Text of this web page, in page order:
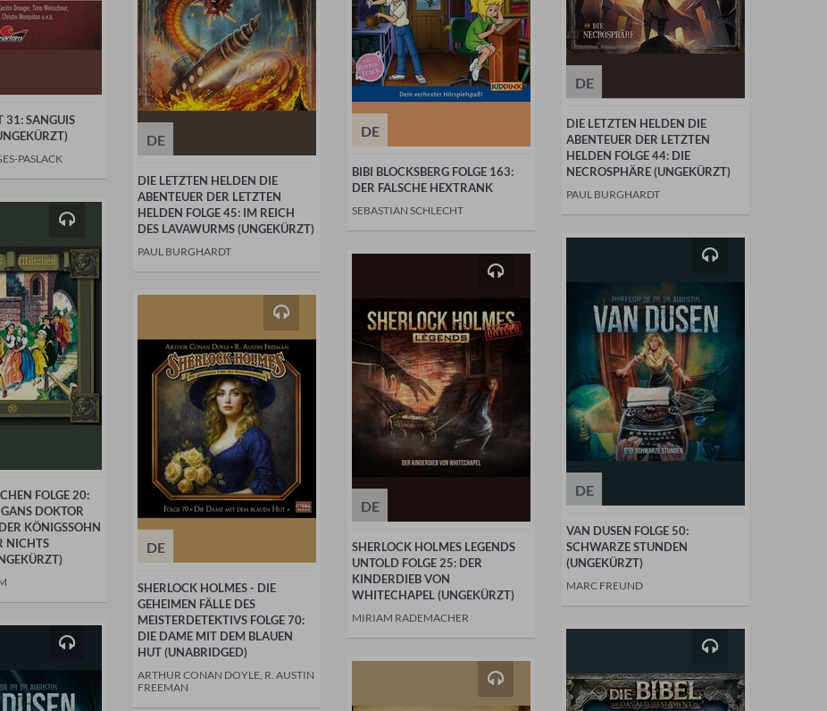
31: SANGUIS
PASLACK
DE
DIE LETZTEN HELDEN DIE
ABENTEUER DER LETZTEN
HELDEN FOLGE 45: IM REICH
DES LAVAWURMS (UNGEKÜRZT)
PAUL BURGHARDT
DE
BIBI BLOCKSBERG FOLGE 163:
DER FALSCHE HEXTRANK
SEBASTIAN SCHLECHT
DE
DIE LETZTEN HELDEN DIE
ABENTEUER DER LETZTEN
HELDEN FOLGE 44: DIE
NECROSPHÄRE (UNGEKÜRZT)
PAUL BURGHARDT
FOLGE 20:
DOKTOR
KÖNIGSSOHN
NICHTS
DE
SHERLOCK HOLMES - DIE
GEHEIMEN FÄLLE DES
MEISTERDETEKTIVS FOLGE 70:
DIE DAME MIT DEM BLAUEN
HUT (UNABRIDGED)
ARTHUR CONAN DOYLE, R. AUSTIN
FREEMAN
DE
SHERLOCK HOLMES LEGENDS
UNTOLD FOLGE 25: DER
KINDERDIEB VON
WHITECHAPEL (UNGEKÜRZT)
MIRIAM RADEMACHER
DE
VAN DUSEN FOLGE 50:
SCHWARZE STUNDEN
(UNGEKÜRZT)
MARC FREUND